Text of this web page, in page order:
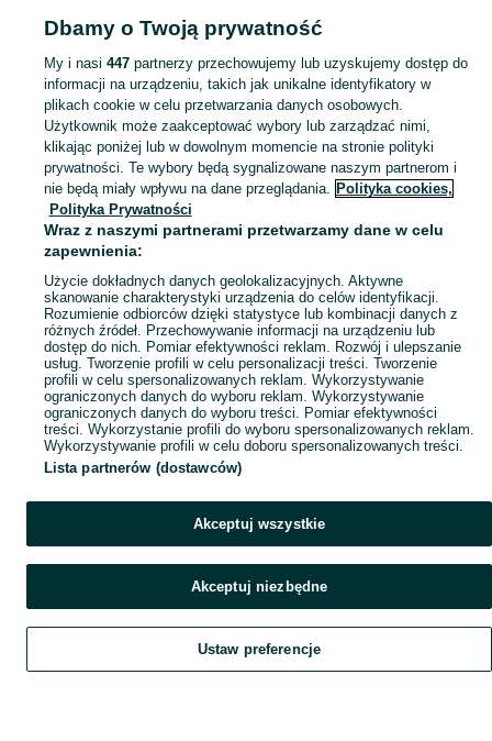
Popularne wyszukiwania
opał serwisant kostka automatyk
Skorzystaj z największego serwisu ogłoszeniowego - Witowo i okolice! Kupuj to, czego pragniesz i sprzedawaj to, czego już nie potrzebujesz! Zobacz
Mapa kategorii
Mapa miejscowości
Mapa ministron
Szukaj Obserwujesz Dodaj Czat Konto
Dbamy o Twoją prywatność
My i nasi 447partnerzy przechowujemy lub uzyskujemy dostęp do
informacji na urządzeniu, takich jak unikalne identyfikatory w
plikach cookie w celu przetwarzania danych osobowych.
Użytkownik może zaakceptować wybory lub zarządzać nimi,
klikając poniżej lub w dowolnym momencie na stronie polityki
prywatności. Te wybory będą sygnalizowane naszym partnerom i
nie będą miały wpływu na dane przeglądania. Polityka cookies,
Polityka Prywatności
Wraz z naszymi partnerami przetwarzamy dane w celu
zapewnienia:
Użycie dokładnych danych geolokalizacyjnych. Aktywne
skanowanie charakterystyki urządzenia do celów identyfikacji.
Rozumienie odbiorców dzięki statystyce lub kombinacji danych z
różnych źródeł. Przechowywanie informacji na urządzeniu lub
dostęp do nich. Pomiar efektywności reklam. Rozwój i ulepszanie
usług. Tworzenie profili w celu personalizacji treści. Tworzenie
profili w celu spersonalizowanych reklam. Wykorzystywanie
ograniczonych danych do wyboru reklam. Wykorzystywanie
ograniczonych danych do wyboru treści. Pomiar efektywności
treści. Wykorzystanie profili do wyboru spersonalizowanych reklam.
Wykorzystywanie profili w celu doboru spersonalizowanych treści.
Lista partnerów (dostawców)
Akceptuj wszystkie
Akceptuj niezbędne
Ustaw preferencje